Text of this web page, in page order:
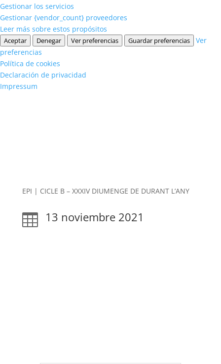
Gestionar los servicios
Gestionar {vendor_count} proveedores
Leer más sobre estos propósitos
Aceptar Denegar Ver preferencias Guardar preferencias
Ver
preferencias
Política de cookies
Declaración de privacidad
Impressum
EPI | CICLE B – XXXIV DIUMENGE DE DURANT L’ANY
 13 noviembre 2021